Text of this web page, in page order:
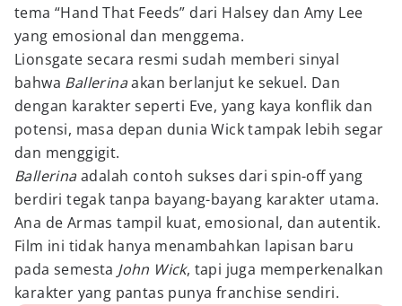
tema “Hand That Feeds” dari Halsey dan Amy Lee
yang emosional dan menggema.
Lionsgate secara resmi sudah memberi sinyal
bahwa Ballerinaakan berlanjut ke sekuel. Dan
dengan karakter seperti Eve, yang kaya konflik dan
potensi, masa depan dunia Wick tampak lebih segar
dan menggigit.
Ballerinaadalah contoh sukses dari spin-off yang
berdiri tegak tanpa bayang-bayang karakter utama.
Ana de Armas tampil kuat, emosional, dan autentik.
Film ini tidak hanya menambahkan lapisan baru
pada semesta John Wick, tapi juga memperkenalkan
karakter yang pantas punya franchise sendiri.